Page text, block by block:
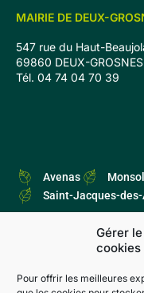
Gérer
cookies
Pour offrir les meilleures
MAIRIE DE DEUX-
547 rue du Haut-
69860 DEUX-GROSNES
Tél. 04 74 04 70 39
Avenas
Saint-Jacques-